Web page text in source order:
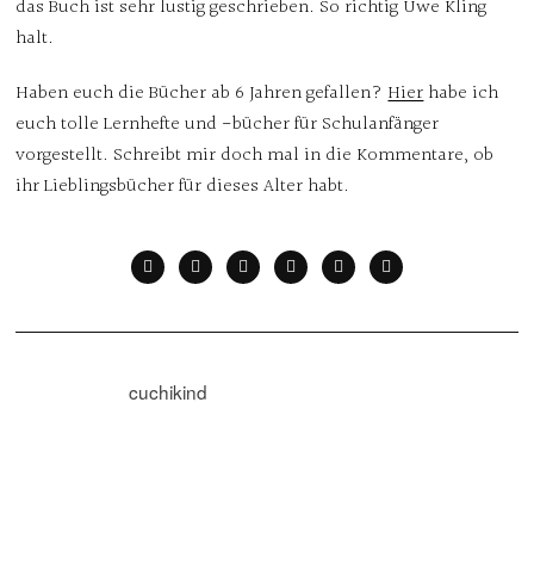
das Buch ist sehr lustig geschrieben. So richtig Uwe Kling
halt.
Haben euch die Bücher ab 6 Jahren gefallen?Hierhabe ich
euch tolle Lernhefte und -bücher für Schulanfänger
vorgestellt. Schreibt mir doch mal in die Kommentare, ob
ihr Lieblingsbücher für dieses Alter habt.
cuchikind